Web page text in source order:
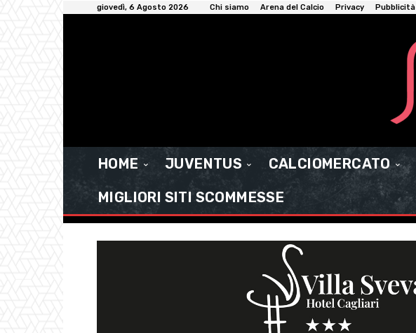
giovedì, 6 Agosto 2026 Chi siamo Arena del Calcio Privacy Pubblicità
HOME JUVENTUS CALCIOMERCATO
MIGLIORI SITI SCOMMESSE